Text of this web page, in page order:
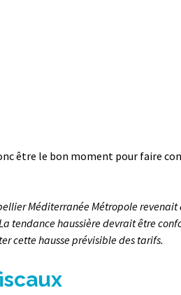
être le bon moment pour faire
Méditerranée Métropole revenait
tendance haussière devrait être
cette hausse prévisible des tarifs.